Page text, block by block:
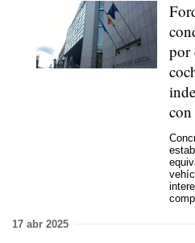
por
con
17 abr 2025